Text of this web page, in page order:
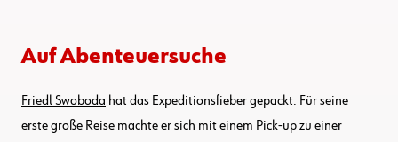
Auf Abenteuersuche
Friedl Swoboda hat das Expeditionsfieber gepackt. Für seine
erste große Reise machte er sich mit einem Pick-up zu einer